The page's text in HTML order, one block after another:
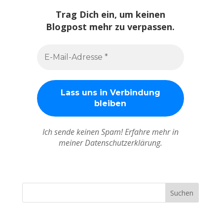
Trag Dich ein, um keinen
Blogpost mehr zu verpassen.
Ich sende keinen Spam! Erfahre mehr in
meiner Datenschutzerklärung.